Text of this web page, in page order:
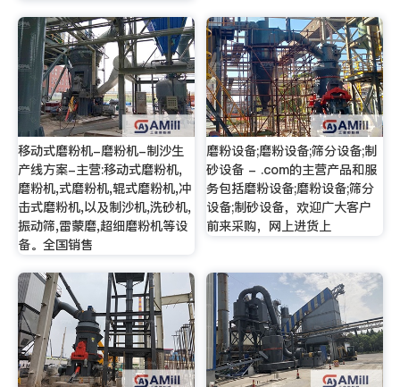
移动式磨粉机-磨粉机-制沙生
产线方案-主营:移动式磨粉机,
磨粉机,式磨粉机,辊式磨粉机,冲
击式磨粉机,以及制沙机,洗砂机,
振动筛,雷蒙磨,超细磨粉机等设
备。全国销售
磨粉设备;磨粉设备;筛分设备;制
砂设备 - .com的主营产品和服
务包括磨粉设备;磨粉设备;筛分
设备;制砂设备，欢迎广大客户
前来采购，网上进货上